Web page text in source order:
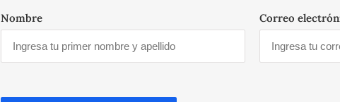
Nombre Correo